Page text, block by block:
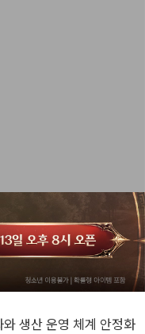
생산 운영 체계 안정화